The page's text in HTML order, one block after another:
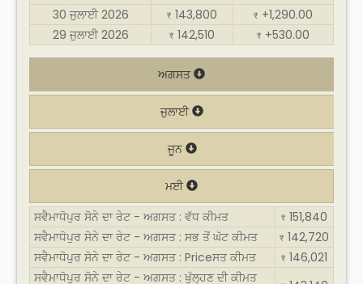
30 ਜੁਲਾਈ 2026
₹ 143,800 ₹ +1,290.00
29 ਜੁਲਾਈ 2026
₹ 142,510 ₹ +530.00
ਅਗਸਤ
ਜੁਲਾਈ
ਜੂਨ
ਮਈ
ਸਵੈਮਾਧੋਪੁਰ ਸੋਨੇ ਦਾ ਰੇਟ - ਅਗਸਤ : ਵੱਧ ਕੀਮਤ
₹ 151,840
ਸਵੈਮਾਧੋਪੁਰ ਸੋਨੇ ਦਾ ਰੇਟ - ਅਗਸਤ : ਸਭ ਤੋਂ ਘੱਟ ਕੀਮਤ
₹ 142,720
ਸਵੈਮਾਧੋਪੁਰ ਸੋਨੇ ਦਾ ਰੇਟ - ਅਗਸਤ : Priceਸਤ ਕੀਮਤ
₹ 146,021
ਸਵੈਮਾਧੋਪੁਰ ਸੋਨੇ ਦਾ ਰੇਟ - ਅਗਸਤ : ਖੁੱਲ੍ਹਣ ਦੀ ਕੀਮਤ